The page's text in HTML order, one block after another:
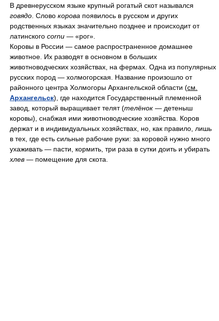
В древнерусском языке крупный рогатый скот назывался
говядо . Слово корова появилось в русском и других
родственных языках значительно позднее и происходит от
латинского cornu — «рог».
Коровы в России — самое распространенное домашнее
животное. Их разводят в основном в больших
животноводческих хозяйствах, на фермах. Одна из популярных
русских пород — холмогорская. Название произошло от
районного центра Холмогоры Архангельской области (см.
Архангельск), где находится Государственный племенной
завод, который выращивает телят (телёнок — детеныш
коровы), снабжая ими животноводческие хозяйства. Коров
держат и в индивидуальных хозяйствах, но, как правило, лишь
в тех, где есть сильные рабочие руки: за коровой нужно много
ухаживать — пасти, кормить, три раза в сутки доить и убирать
хлев — помещение для скота.